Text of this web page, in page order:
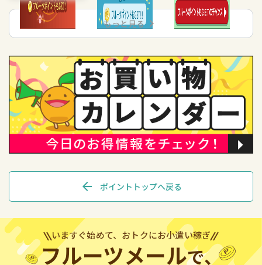
もっと見るchevron_right
arrow_back ポイントトップへ戻る